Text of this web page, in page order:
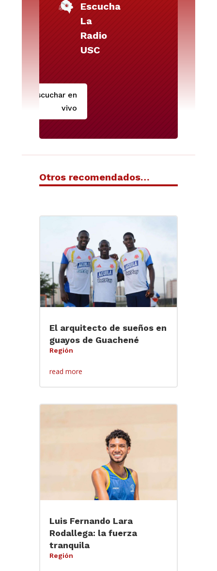
Escucha
La
Radio
USC
Escuchar en
vivo
Otros recomendados…
El arquitecto de sueños en
guayos de Guachené
Región
read more
Luis Fernando Lara
Rodallega: la fuerza
tranquila
Región